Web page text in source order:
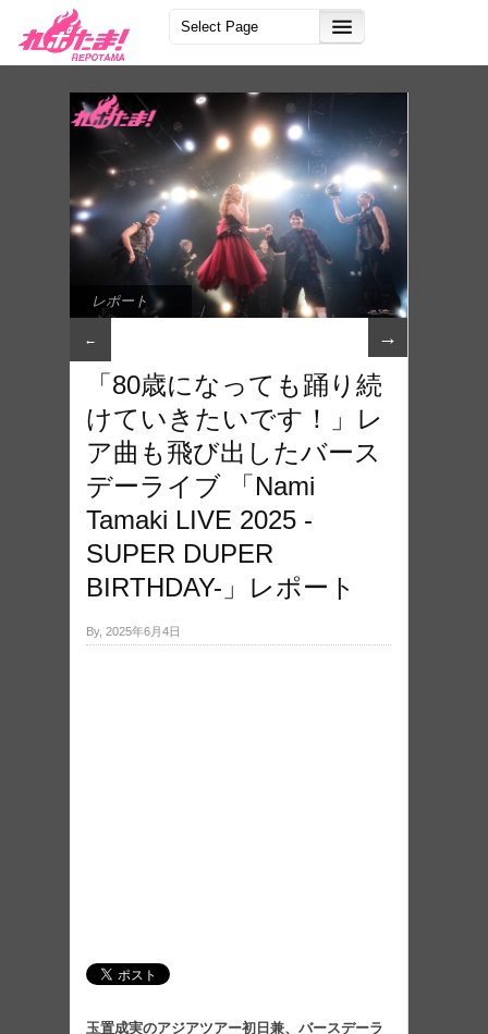
レポート
← →
「80歳になっても踊り続
けていきたいです！」レ
ア曲も飛び出したバース
デーライブ 「Nami
Tamaki LIVE 2025 -
SUPER DUPER
BIRTHDAY-」レポート
By, 2025年6月4日
玉置成実のアジアツアー初日兼、バースデーラ